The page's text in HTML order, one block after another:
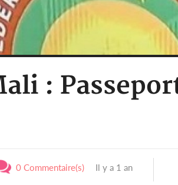
:
0 Commentaire(s) Il y a 1 an